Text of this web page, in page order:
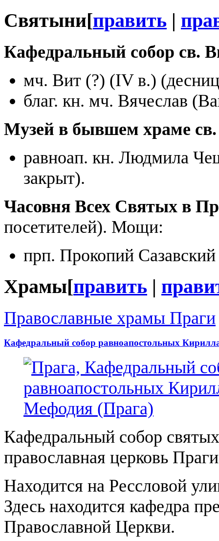
Святыни[править |
Кафедральный собор св.
мч. Вит (?) (IV в.)
благ. кн. мч. Вячеслав
Музей в бывшем храме св.
равноап. кн. Людмила
закрыт).
Часовня Всех Святых в
посетителей). Мощи:
прп. Прокопий
Храмы[править |
Православные храмы Праги
Кафедральный собор равноапостольных
Кафедральный собор
православная церковь
Находится на Рессловой
Здесь находится кафедра
Православной Церкви.